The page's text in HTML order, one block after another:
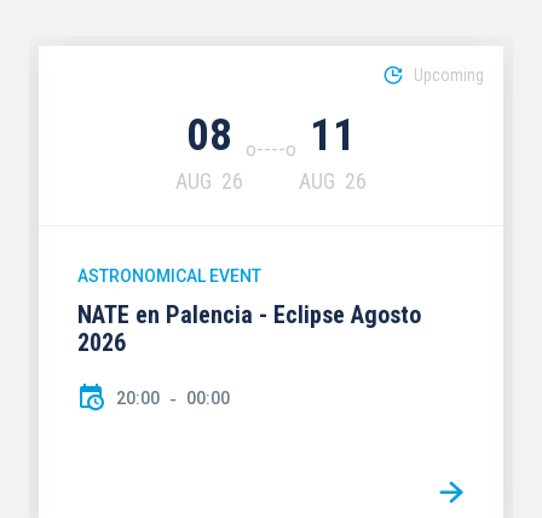
08
AUG 26
11
AUG 26
Upcoming
ASTRONOMICAL EVENT
NATE en Palencia - Eclipse Agosto
2026
20:00 00:00